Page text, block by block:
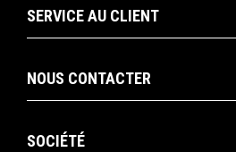
SERVICE AU CLIENT
NOUS CONTACTER
SOCIÉTÉ